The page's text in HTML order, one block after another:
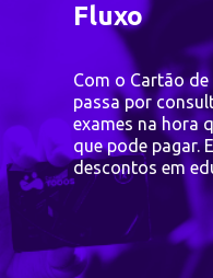
Fluxo
Com o Cartão
passa por
exames na hora
que pode pagar.
descontos em